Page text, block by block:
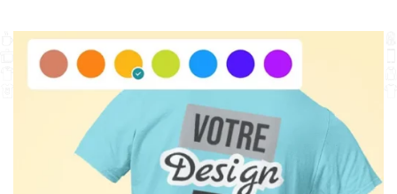
a
plusieurs
variations.
Les
options
choisies
sur
a
Les
options
choisies